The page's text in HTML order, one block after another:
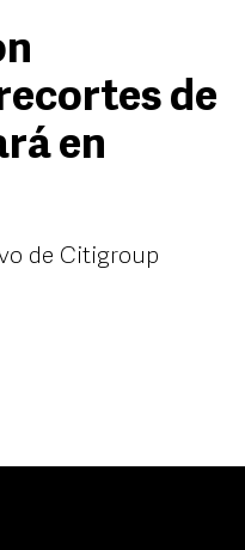
de
en
de Citigroup